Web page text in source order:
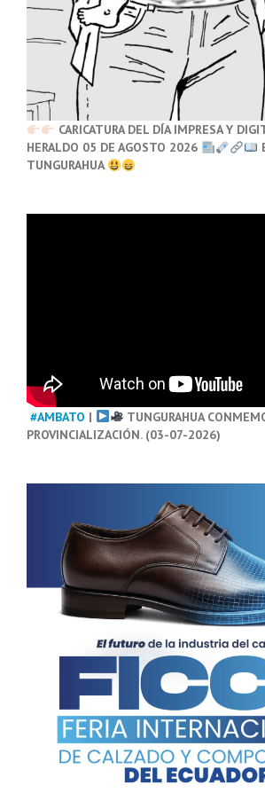
CARICATURA DEL DÍA IMPRESA Y
HERALDO 05 DE AGOSTO 2026
TUNGURAHUA
#AMBATO |
TUNGURAHUA
PROVINCIALIZACIÓN. (03-07-2026)